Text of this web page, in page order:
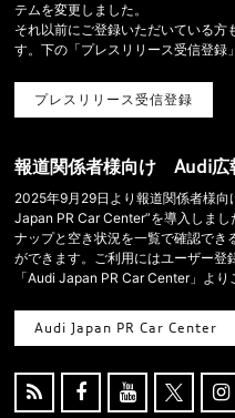
テムを変更しました。
それ以前にご登録いただいている方
す。下の「プレスリリース受信登録
プレスリリース受信登録
報道関係者様向け Audi広
2025年9月29日より報道関係者様
Japan PR Car Center”を導入しま
ナップと空き状況を一覧で確認で
ができます。ご利用にはユーザー
「Audi Japan PR Car Center」より
Audi Japan PR Car Center
   